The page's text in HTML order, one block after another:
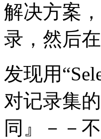
解决方案
录，然后
发现用
对记录集
同』－－